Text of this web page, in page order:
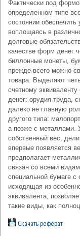
Фактически под
определенном типе
состоянии
воплощаясь в
долговые
качестве форм денег
биллонные монеты,
прежде всего можно
товара. Выделяют
счетному
денег: орудия труда,
далеко не главную
другого типа:
а позже с металлами.
собственный вес,
впервые появляется
предполагает
связан со всеми
специальной бумаге с
исходящая из
эквивалента,
такие виды, как
Скачать реферат